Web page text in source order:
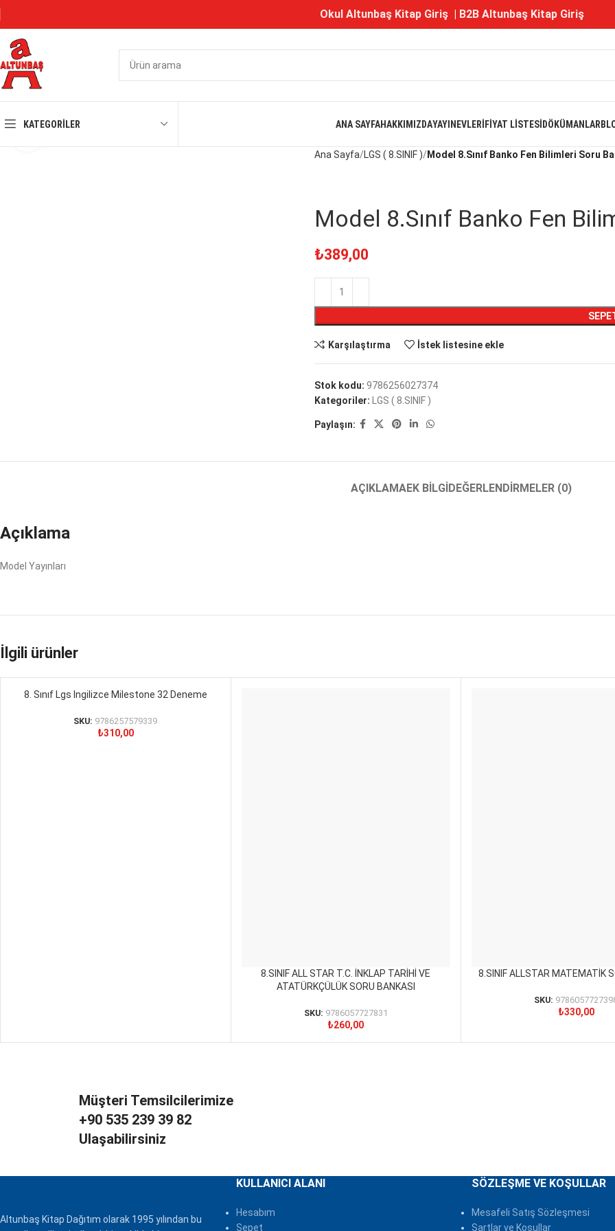
Okul Altunbaş Kitap Giriş| B2B Altunbaş Kitap Giriş
KATEGORILER ANA SAYFAHAKKIMIZDAYAYINEVLERIFIYAT LISTESIDÖKÜMANLAR
Ana Sayfa LGS ( 8.SINIF ) Model 8.Sınıf Banko Fen Bilimleri Soru
Model 8.Sınıf Banko Fen
₺389,00
Karşılaştırma İstek listesine ekle
Stok kodu: 9786256027374
Kategoriler:
LGS ( 8.SINIF )
Paylaşın:
AÇIKLAMAEK BILGIDEĞERLENDIRMELER (0)
Açıklama
Model Yayınları
İlgili ürünler
SEPETE EKLE
8. Sınıf Lgs Ingilizce Milestone 32 Deneme
SKU: 9786257579339
₺310,00
SEPETE EKLE
8.SINIF ALL STAR T.C. İNKLAP TARİHİ VE
ATATÜRKÇÜLÜK SORU BANKASI
SKU: 9786057727831
₺260,00
SEPETE EKLE
8.SINIF ALLSTAR MATEMATİK
SKU:
₺330,00
Müşteri Temsilcilerimize
+90 535 239 39 82
Ulaşabilirsiniz
Altunbaş Kitap Dağıtım olarak 1995 yılından bu
KULLANICI ALANI
Hesabım
Sepet
SÖZLEŞME VE KOŞULLAR
Mesafeli Satış Sözleşmesi
Şartlar ve Koşullar